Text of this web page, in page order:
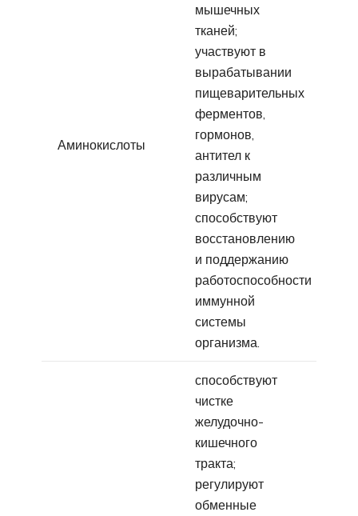
Аминокислоты
мышечных
тканей;
участвуют в
вырабатывании
пищеварительных
ферментов,
гормонов,
антител к
различным
вирусам;
способствуют
восстановлению
и поддержанию
работоспособности
иммунной
системы
организма.
способствуют
чистке
желудочно-
кишечного
тракта;
регулируют
обменные